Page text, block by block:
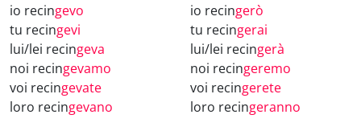
io recingevo
tu recingevi
lui/lei recingeva
noi recingevamo
voi recingevate
loro recingevano
io recingerò
tu recingerai
lui/lei recingerà
noi recingeremo
voi recingerete
loro recingeranno